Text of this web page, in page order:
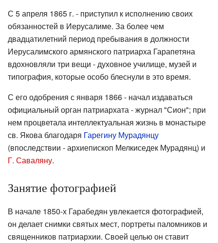
С 5 апреля 1865 г. - приступил к исполнению своих
обязанностей в Иерусалиме. За более чем
двадцатилетний период пребывания в должности
Иерусалимского армянского патриарха Гарапетяна
вдохновляли три вещи - духовное училище, музей и
типография, которые особо блеснули в это время.
С его одобрения с января 1866 - начал издаваться
официальный орган патриархата - журнал "Сион"; при
нем процветала интеллектуальная жизнь в монастыре
св. Якова благодаря Гарегину Мурадянцу
(впоследствии - архиепископ Мелкиседек Мурадянц) и
Г. Саваляну.
Занятие фотографией
В начале 1850-х Гарабедян увлекается фотографией,
он делает снимки святых мест, портреты паломников и
священников патриархии. Своей целью он ставит